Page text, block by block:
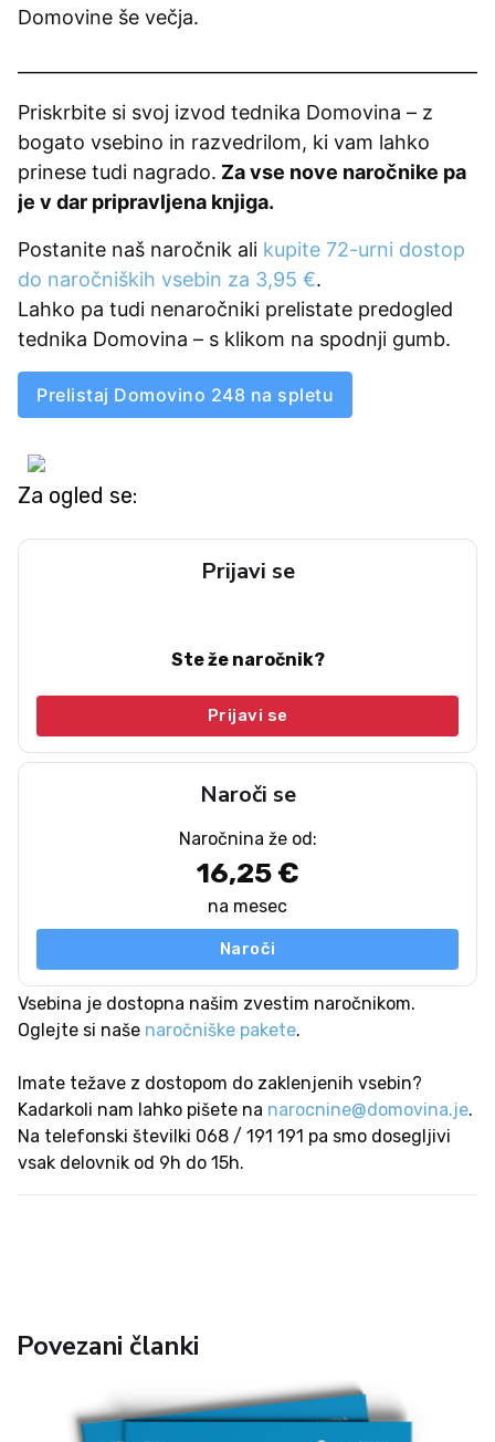
Domovine še večja.
Priskrbite si svoj izvod tednika Domovina – z
bogato vsebino in razvedrilom, ki vam lahko
prinese tudi nagrado. Za vse nove naročnike pa
je v dar pripravljena knjiga.
Postanite naš naročnik ali kupite 72-urni dostop
do naročniških vsebin za 3,95 €.
Lahko pa tudi nenaročniki prelistate predogled
tednika Domovina – s klikom na spodnji gumb.
Prelistaj Domovino 248 na spletu
Za ogled se:
Prijavi se
Ste že naročnik?
Prijavi se
Naroči se
Naročnina že od:
16,25 €
na mesec
Naroči
Vsebina je dostopna našim zvestim naročnikom.
Oglejte si naše naročniške pakete.
Imate težave z dostopom do zaklenjenih vsebin?
Kadarkoli nam lahko pišete na narocnine@domovina.je.
Na telefonski številki 068 / 191 191 pa smo dosegljivi
vsak delovnik od 9h do 15h.
Povezani članki